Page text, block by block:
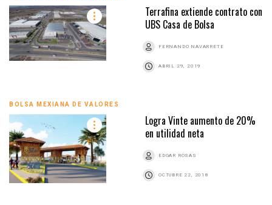
Terrafina extiende contrato con
UBS Casa de Bolsa
FERNANDO NAVARRETE
ABRIL 29, 2019
BOLSA MEXIANA DE VALORES
Logra Vinte aumento de 20%
en utilidad neta
EDGAR ROSAS
OCTUBRE 22, 2018